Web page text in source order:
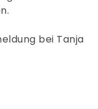
bei Tanja